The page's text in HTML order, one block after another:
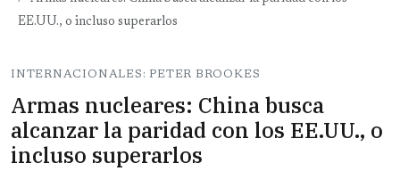
EE.UU., o incluso superarlos
INTERNACIONALES: PETER BROOKES
Armas nucleares: China busca
alcanzar la paridad con los EE.UU., o
incluso superarlos